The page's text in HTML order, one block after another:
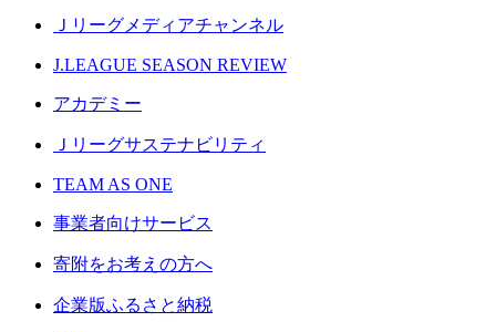
Ｊリーグメディアチャンネル
J.LEAGUE SEASON REVIEW
アカデミー
Ｊリーグサステナビリティ
TEAM AS ONE
事業者向けサービス
寄附をお考えの方へ
企業版ふるさと納税